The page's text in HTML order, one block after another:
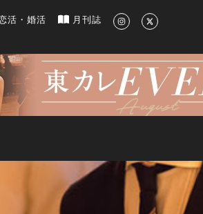
ルメ、洗練されたライフスタイル情報
活・婚活 月刊誌